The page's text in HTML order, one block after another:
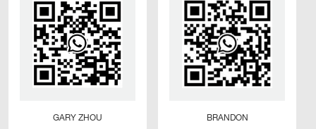
GARY ZHOU BRANDON